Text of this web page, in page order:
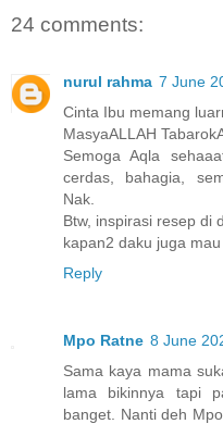
24 comments:
nurul rahma 7 June
Cinta Ibu memang
MasyaALLAH
Semoga Aqla
cerdas, bahagia,
Nak.
Btw, inspirasi resep di
kapan2 daku juga
Reply
Mpo Ratne 8 June
Sama kaya mama
lama bikinnya tapi
banget. Nanti deh